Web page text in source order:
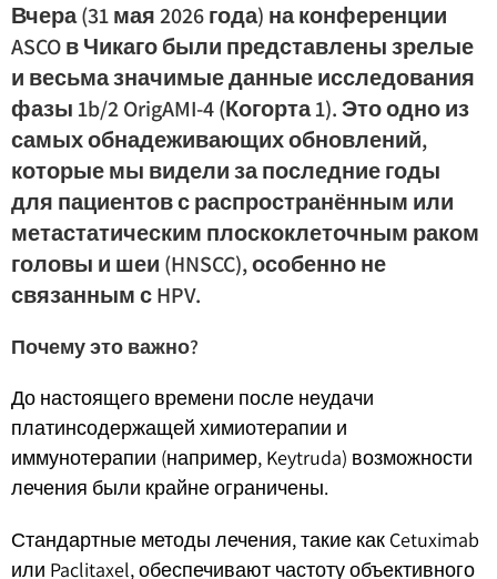
Вчера (31 мая 2026 года) на конференции
ASCO в Чикаго были представлены зрелые
и весьма значимые данные исследования
фазы 1b/2 OrigAMI-4 (Когорта 1). Это одно из
самых обнадеживающих обновлений,
которые мы видели за последние годы
для пациентов с распространённым или
метастатическим плоскоклеточным раком
головы и шеи (HNSCC), особенно не
связанным с HPV.
Почему это важно?
До настоящего времени после неудачи
платинсодержащей химиотерапии и
иммунотерапии (например, Keytruda) возможности
лечения были крайне ограничены.
Стандартные методы лечения, такие как Cetuximab
или Paclitaxel, обеспечивают частоту объективного